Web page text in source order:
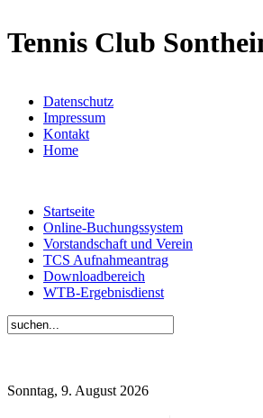
Tennis Club
Datenschutz
Impressum
Kontakt
Home
Startseite
Online-Buchungssystem
Vorstandschaft und Verein
TCS Aufnahmeantrag
Downloadbereich
WTB-Ergebnisdienst
Sonntag, 9. August 2026